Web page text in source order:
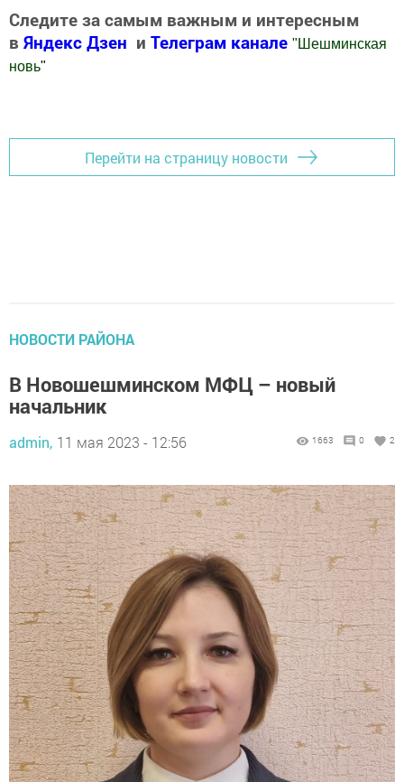
Следите за самым важным и интересным
в Яндекс Дзен и Телеграм канале " Шешминская
новь"
Перейти на страницу новости
НОВОСТИ РАЙОНА
В Новошешминском МФЦ – новый
начальник
admin, 11 мая 2023 - 12:56 1663 0 2